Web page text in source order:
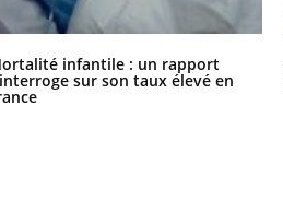
infantile : un rapport
sur son taux élevé en